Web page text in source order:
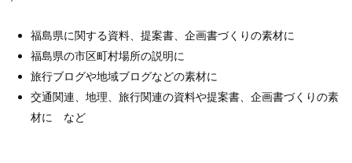
福島県に関する資料、提案書、企画書づくりの素材に
福島県の市区町村場所の説明に
旅行ブログや地域ブログなどの素材に
交通関連、地理、旅行関連の資料や提案書、企画書づくりの素
材に など